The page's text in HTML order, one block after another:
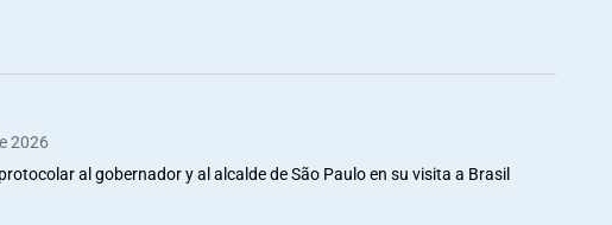
2026
al gobernador y al alcalde de São Paulo en su visita a Brasil